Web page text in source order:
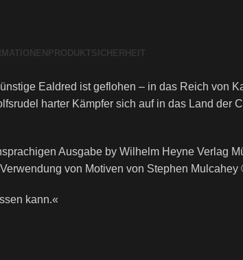
PRODUKTSICHERHEIT
Ealdred ist geflohen – in das Reich von
harter Kämpfer sich auf in das Land der
Ausgabe by Wilhelm Heyne Verlag
von Motiven von Stephen
kann.«